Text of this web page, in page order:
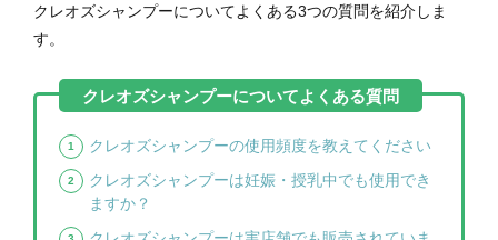
クレオズシャンプーについてよくある3つの質問を紹介しま
す。
クレオズシャンプーの使用頻度を教えてください
クレオズシャンプーは妊娠・授乳中でも使用でき
ますか？